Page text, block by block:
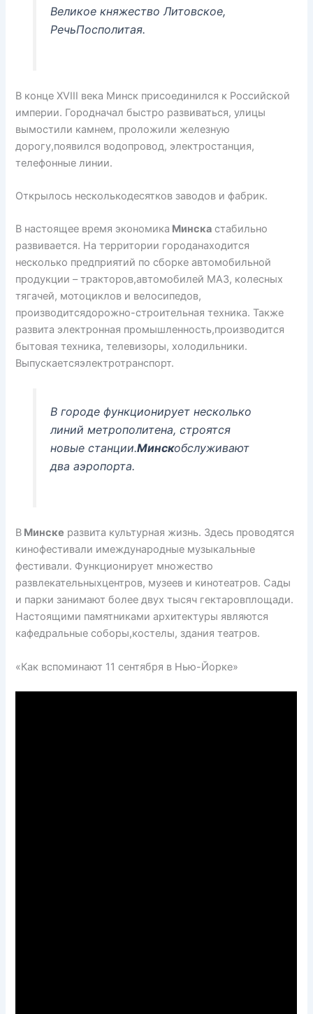
Великое княжество Литовское,
РечьПосполитая.
В конце XVIII века Минск присоединился к Российской
империи. Городначал быстро развиваться, улицы
вымостили камнем, проложили железную
дорогу,появился водопровод, электростанция,
телефонные линии.
Открылось несколькодесятков заводов и фабрик.
В настоящее время экономика Минска стабильно
развивается. На территории городанаходится
несколько предприятий по сборке автомобильной
продукции – тракторов,автомобилей МАЗ, колесных
тягачей, мотоциклов и велосипедов,
производитсядорожно-строительная техника. Также
развита электронная промышленность,производится
бытовая техника, телевизоры, холодильники.
Выпускаетсяэлектротранспорт.
В городе функционирует несколько
линий метрополитена, строятся
новые станции.Минскобслуживают
два аэропорта.
В Минске развита культурная жизнь. Здесь проводятся
кинофестивали имеждународные музыкальные
фестивали. Функционирует множество
развлекательныхцентров, музеев и кинотеатров. Сады
и парки занимают более двух тысяч гектаровплощади.
Настоящими памятниками архитектуры являются
кафедральные соборы,костелы, здания театров.
«Как вспоминают 11 сентября в Нью-Йорке»